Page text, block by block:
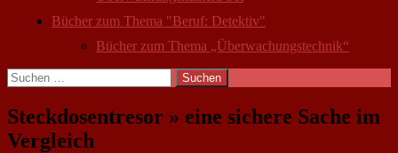
Bücher zum Thema "Beruf: Detektiv"
Bücher zum Thema „Überwachungstechnik“
Suchen
nach:
Steckdosentresor » eine sichere Sache im
Vergleich